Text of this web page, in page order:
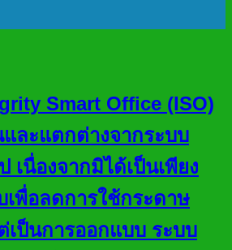
Smart Office (ISO)
ละแตกต่างจากระบบ
เนื่องจากมิได้เป็นเพียง
พื่อลดการใช้กระดาษ
เป็นการออกแบบ ระบบ